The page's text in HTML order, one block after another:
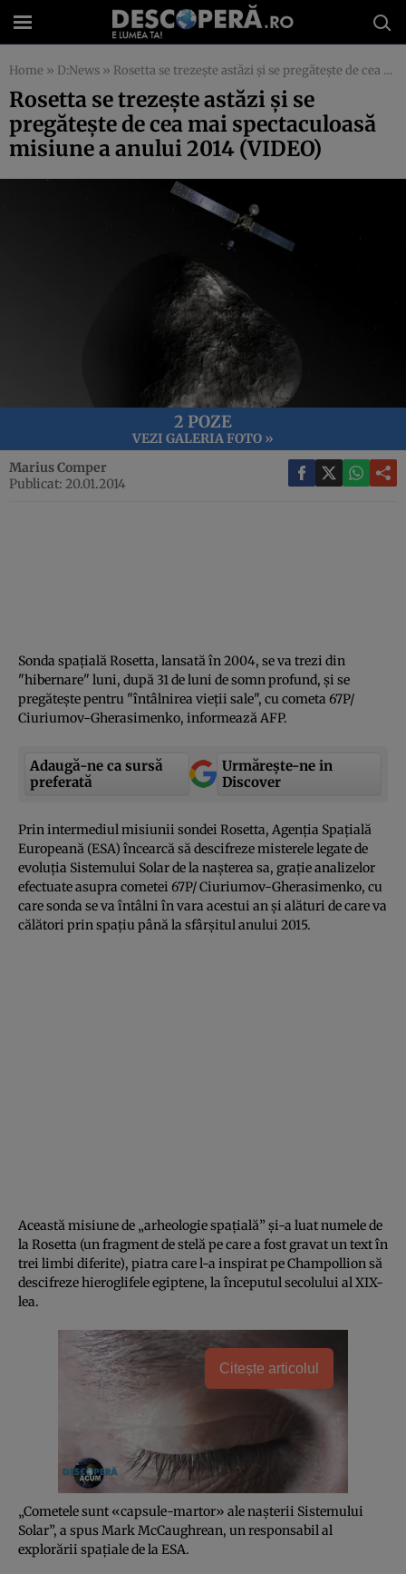
Home » D:News » Rosetta se trezeşte astăzi şi se pregăteşte de cea mai spectaculoasă misiune a anului 2014 (VIDEO)
Rosetta se trezeşte astăzi şi se
pregăteşte de cea mai spectaculoasă
misiune a anului 2014 (VIDEO)
2 POZE
VEZI GALERIA FOTO »
Marius Comper
Publicat: 20.01.2014
Sonda spaţială Rosetta, lansată în 2004, se va trezi din
"hibernare" luni, după 31 de luni de somn profund, şi se
pregăteşte pentru "întâlnirea vieţii sale", cu cometa 67P/
Ciuriumov-Gherasimenko, informează AFP.
Adaugă-ne ca sursă
preferată
Urmărește-ne in
Discover
Prin intermediul misiunii sondei Rosetta, Agenţia Spaţială
Europeană (ESA) încearcă să descifreze misterele legate de
evoluţia Sistemului Solar de la naşterea sa, graţie analizelor
efectuate asupra cometei 67P/ Ciuriumov-Gherasimenko, cu
care sonda se va întâlni în vara acestui an şi alături de care va
călători prin spaţiu până la sfârşitul anului 2015.
Această misiune de „arheologie spaţială” şi-a luat numele de
la Rosetta (un fragment de stelă pe care a fost gravat un text în
trei limbi diferite), piatra care l-a inspirat pe Champollion să
descifreze hieroglifele egiptene, la începutul secolului al XIX-
lea.
Citește articolul
„Cometele sunt «capsule-martor» ale naşterii Sistemului
Solar”, a spus Mark McCaughrean, un responsabil al
explorării spaţiale de la ESA.